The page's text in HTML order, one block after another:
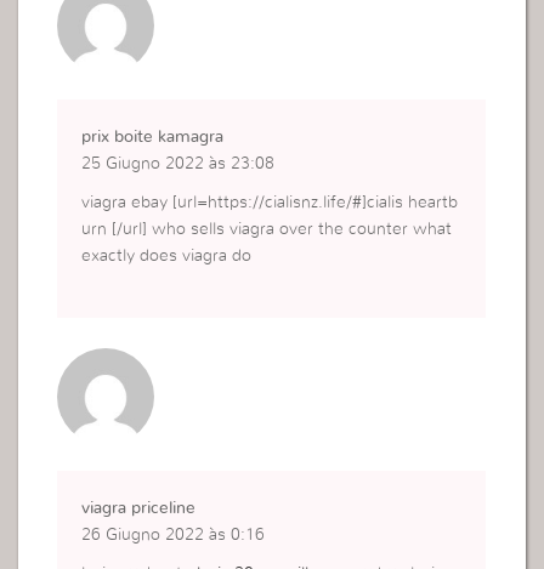
prix boite kamagra
25 Giugno 2022 às 23:08
viagra ebay [url=https://cialisnz.life/#]cialis heartb
urn [/url] who sells viagra over the counter what
exactly does viagra do
viagra priceline
26 Giugno 2022 às 0:16